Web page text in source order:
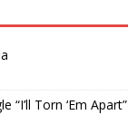
Torn ‘Em Apart”